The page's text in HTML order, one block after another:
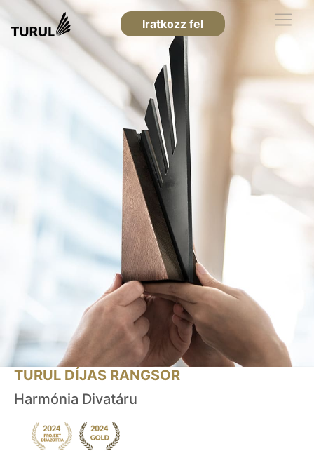
Iratkozz fel
TURUL DÍJAS RANGSOR
Harmónia Divatáru